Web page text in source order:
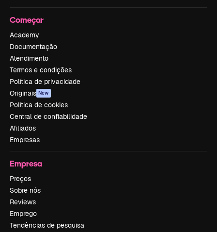
Começar
Academy
Documentação
Atendimento
Termos e condições
Política de privacidade
Originais New
Política de cookies
Central de confiabilidade
Afiliados
Empresas
Empresa
Preços
Sobre nós
Reviews
Emprego
Tendências de pesquisa